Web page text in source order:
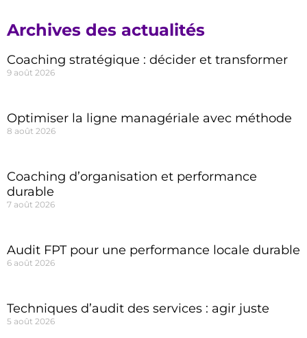
Archives des actualités
Coaching stratégique : décider et transformer
9 août 2026
Optimiser la ligne managériale avec méthode
8 août 2026
Coaching d’organisation et performance
durable
7 août 2026
Audit FPT pour une performance locale durable
6 août 2026
Techniques d’audit des services : agir juste
5 août 2026